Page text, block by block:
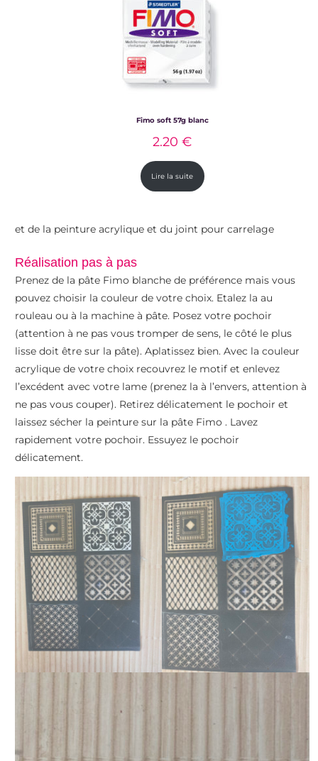
Fimo soft 57g blanc
2.20€
Lire la suite
et de la peinture acrylique et du joint pour carrelage
Réalisation pas à pas
Prenez de la pâte Fimo blanche de préférence mais vous
pouvez choisir la couleur de votre choix. Etalez la au
rouleau ou à la machine à pâte. Posez votre pochoir
(attention à ne pas vous tromper de sens, le côté le plus
lisse doit être sur la pâte). Aplatissez bien. Avec la couleur
acrylique de votre choix recouvrez le motif et enlevez
l’excédent avec votre lame (prenez la à l’envers, attention à
ne pas vous couper). Retirez délicatement le pochoir et
laissez sécher la peinture sur la pâte Fimo . Lavez
rapidement votre pochoir. Essuyez le pochoir
délicatement.